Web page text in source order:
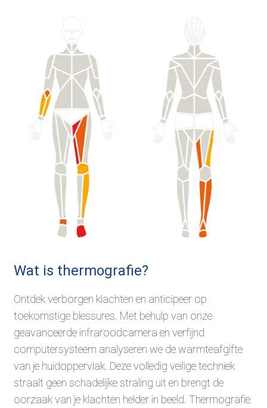
Wat is thermografie?
Ontdek verborgen klachten en anticipeer op
toekomstige blessures. Met behulp van onze
geavanceerde infraroodcamera en verfijnd
computersysteem analyseren we de warmteafgifte
van je huidoppervlak. Deze volledig veilige techniek
straalt geen schadelijke straling uit en brengt de
oorzaak van je klachten helder in beeld. Thermografie